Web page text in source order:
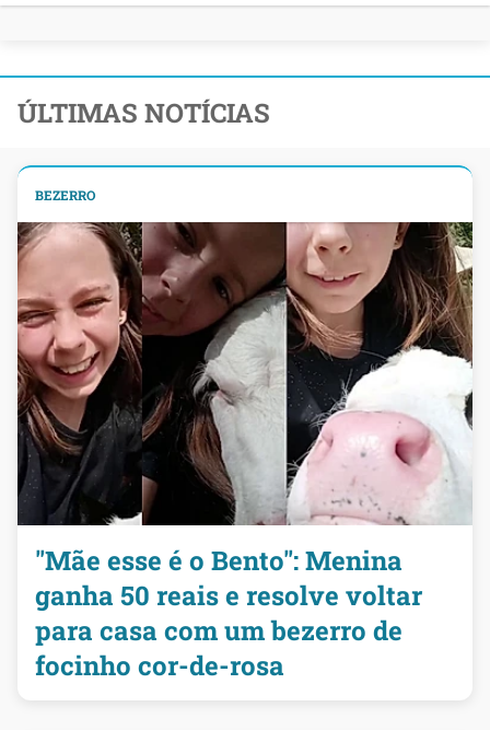
ÚLTIMAS NOTÍCIAS
BEZERRO
"Mãe esse é o Bento": Menina
ganha 50 reais e resolve voltar
para casa com um bezerro de
focinho cor-de-rosa